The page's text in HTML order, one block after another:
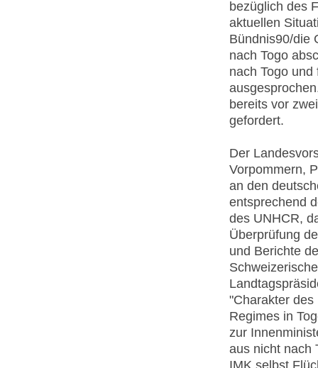
bezüglich des
aktuellen
Bündnis90/die
nach Togo
nach Togo
bereits vor
gefordert.
Der
Vorpommern,
an den
entsprechend
des UNHCR,
Überprüfung
und Berichte
"Charakter
Regimes in
zur
aus nicht nach